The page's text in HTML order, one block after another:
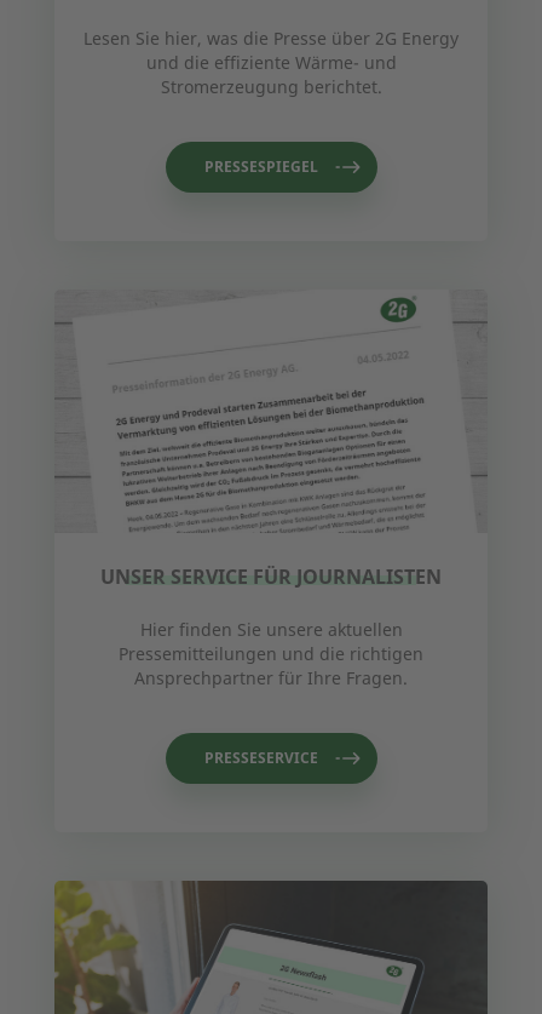
Lesen Sie hier, was die Presse über 2G Energy
und die effiziente Wärme- und
Stromerzeugung berichtet.
PRESSESPIEGEL
UNSER SERVICE FÜR JOURNALISTEN
Hier finden Sie unsere aktuellen
Pressemitteilungen und die richtigen
Ansprechpartner für Ihre Fragen.
PRESSESERVICE